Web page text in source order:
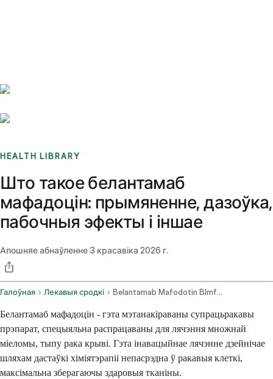
HEALTH LIBRARY
Што такое белантамаб
мафадоцін: прымяненне, дазоўка,
пабочныя эфекты і іншае
Апошняе абнаўленне3 красавіка 2026 г.
Галоўная Лекавыя сродкі Belantamab Mafodotin Blmf Intravenous Route
Белантамаб мафадоцін - гэта мэтанакіраваны супрацьракавы
прэпарат, спецыяльна распрацаваны для лячэння множнай
міеломы, тыпу рака крыві. Гэта інавацыйнае лячэнне дзейнічае
шляхам дастаўкі хіміятэрапіі непасрэдна ў ракавыя клеткі,
максімальна зберагаючы здаровыя тканіны.